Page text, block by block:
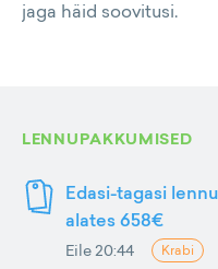
jaga häid soovitusi.
LENNUPAKKUMISED
Edasi-tagasi
alates 658€
Eile 20:44 Krabi